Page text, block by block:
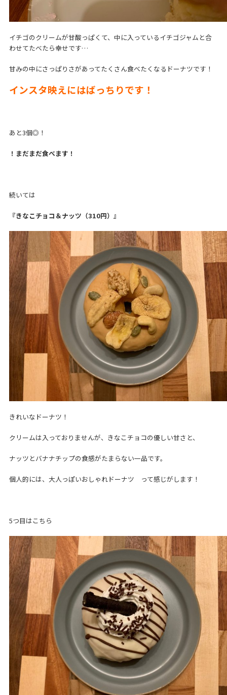
イチゴのクリームが甘酸っぱくて、中に入っているイチゴジャムと合
わせてたべたら幸せです…
甘みの中にさっぱりさがあってたくさん食べたくなるドーナツです！
インスタ映えにはばっちりです！
あと3個◎！
！まだまだ食べます！
続いては
『きなこチョコ＆ナッツ（310円）』
きれいなドーナツ！
クリームは入っておりませんが、きなこチョコの優しい甘さと、
ナッツとバナナチップの食感がたまらない一品です。
個人的には、大人っぽいおしゃれドーナツ って感じがします！
5つ目はこちら